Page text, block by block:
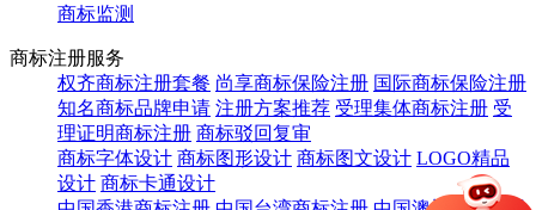
商标监测
商标注册服务
权齐商标注册套餐 尚享商标保险注册 国际商标保险注册
知名商标品牌申请 注册方案推荐 受理集体商标注册 受
理证明商标注册 商标驳回复审
商标字体设计 商标图形设计 商标图文设计 LOGO精品
设计 商标卡通设计